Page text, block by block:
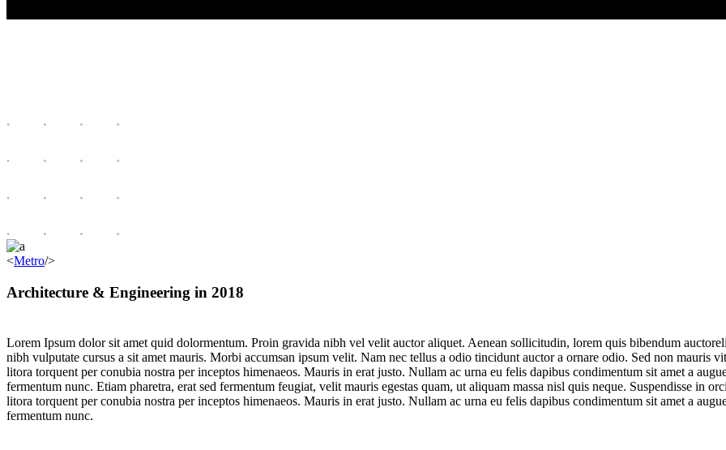
<Metro/>
Architecture & Engineering in 2018
Lorem Ipsum dolor sit amet quid dolormentum. Proin gravida nibh vel velit auctor aliquet. Aenean sollicitudin, lorem quis bibendum
nibh vulputate cursus a sit amet mauris. Morbi accumsan ipsum velit. Nam nec tellus a odio tincidunt auctor a ornare odio. Sed non mauris
litora torquent per conubia nostra per inceptos himenaeos. Mauris in erat justo. Nullam ac urna eu felis dapibus condimentum sit amet a
fermentum nunc. Etiam pharetra, erat sed fermentum feugiat, velit mauris egestas quam, ut aliquam massa nisl quis neque. Suspendisse in
litora torquent per conubia nostra per inceptos himenaeos. Mauris in erat justo. Nullam ac urna eu felis dapibus condimentum sit amet a
fermentum nunc.